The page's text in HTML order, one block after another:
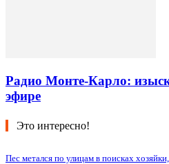
Радио Монте-Карло:
эфире
Это интересно!
Пес метался по улицам в поисках